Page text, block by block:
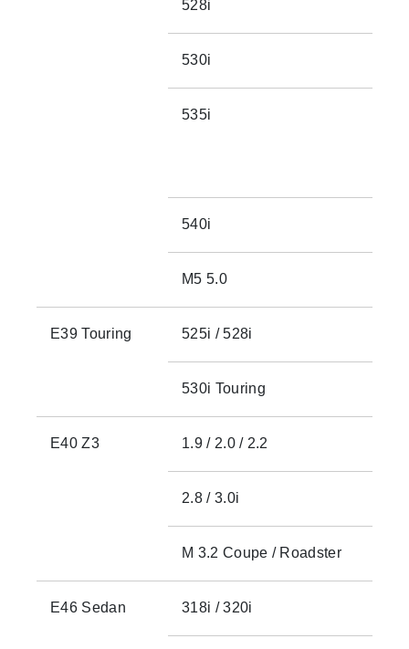
528i
530i
535i
540i
M5 5.0
E39 Touring 525i / 528i
530i Touring
E40 Z3 1.9 / 2.0 / 2.2
2.8 / 3.0i
M 3.2 Coupe / Roadster
E46 Sedan 318i / 320i